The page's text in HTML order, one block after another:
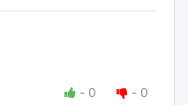
- 0 - 0